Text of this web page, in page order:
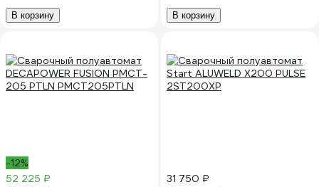
В корзину В корзину
-12%
52 225 ₽
31 750 ₽